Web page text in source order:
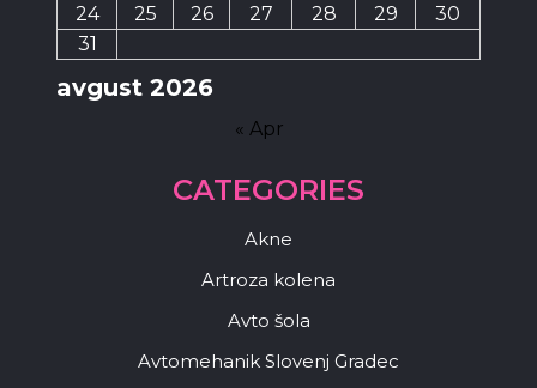
avgust 2026
24
25 26 27 28 29
30
31
« Apr
CATEGORIES
Akne
Artroza kolena
Avto šola
Avtomehanik Slovenj Gradec